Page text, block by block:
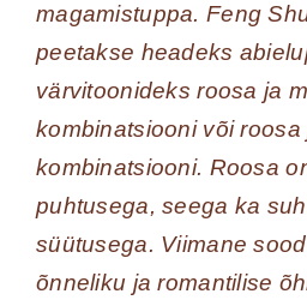
magamistuppa. Feng
peetakse headeks
värvitoonideks roosa ja
kombinatsiooni või roosa
kombinatsiooni. Roosa
puhtusega, seega ka
süütusega. Viimane
õnneliku ja romantilise